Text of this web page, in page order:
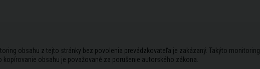
obsahu z tejto stránky bez povolenia prevádzkovateľa je zakázaný. Takýto monitoring
kopírovanie obsahu je považované za porušenie autorského zákona.